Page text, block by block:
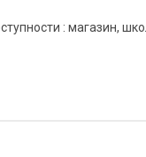
: магазин,